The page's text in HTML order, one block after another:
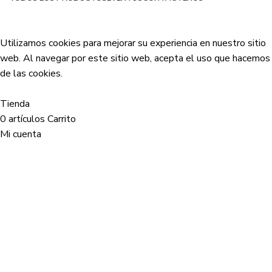
Utilizamos cookies para mejorar su experiencia en nuestro sitio
web. Al navegar por este sitio web, acepta el uso que hacemos
de las cookies.
Tienda
0 artículos Carrito
Mi cuenta